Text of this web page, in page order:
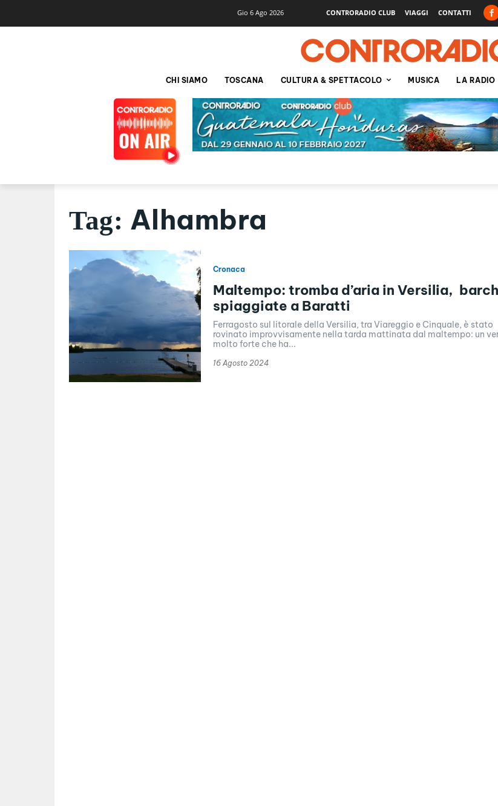
Gio 6 Ago 2026 CONTRORADIO CLUB VIAGGI CONTATTI
CHI SIAMO TOSCANA CULTURA & SPETTACOLO MUSICA LA RADIO
Tag: Alhambra
Cronaca
Maltempo: tromba d’aria in Versilia,
spiaggiate a Baratti
Ferragosto sul litorale della Versilia, tra Viareggio e Cinquale, è stato
rovinato improvvisamente nella tarda mattinata dal maltempo: un
molto forte che ha...
16 Agosto 2024